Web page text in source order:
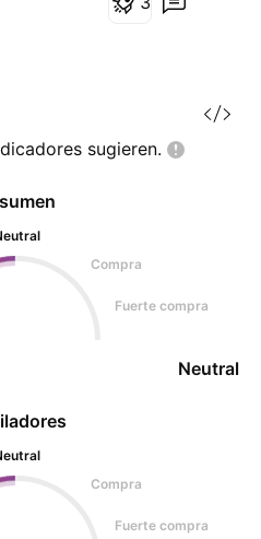
sugieren.
Compra
Fuerte compra
Compra
Fuerte compra
Neutral